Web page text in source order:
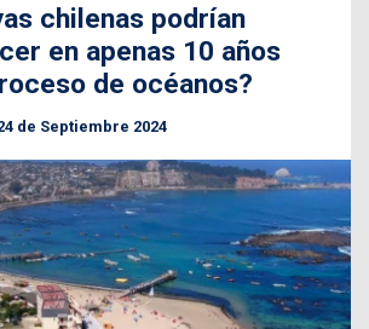
chilenas podrían
en apenas 10 años
de océanos?
de Septiembre 2024